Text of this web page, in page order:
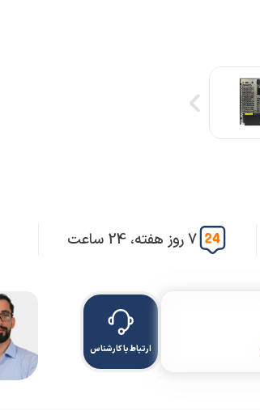
7 روز هفته، 24 ساعت
ارتباط با کارشناس